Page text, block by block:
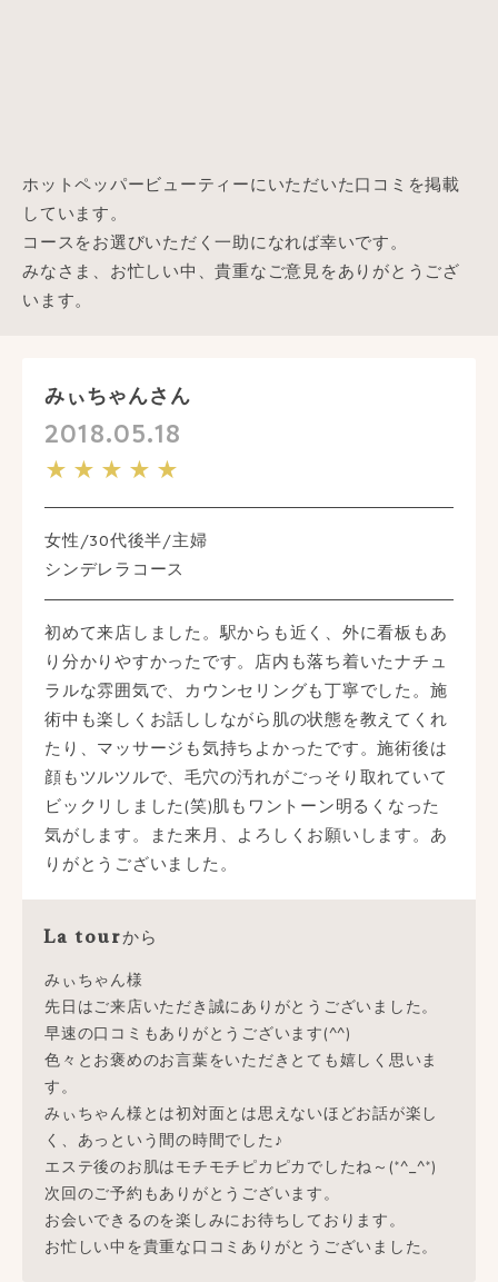
ホットペッパービューティーにいただいた口コミを掲載
しています。
コースをお選びいただく一助になれば幸いです。
みなさま、お忙しい中、貴重なご意見をありがとうござ
います。
みぃちゃんさん
2018.05.18
★★★★★
女性/30代後半/主婦
シンデレラコース
初めて来店しました。駅からも近く、外に看板もあ
り分かりやすかったです。店内も落ち着いたナチュ
ラルな雰囲気で、カウンセリングも丁寧でした。施
術中も楽しくお話ししながら肌の状態を教えてくれ
たり、マッサージも気持ちよかったです。施術後は
顔もツルツルで、毛穴の汚れがごっそり取れていて
ビックリしました(笑)肌もワントーン明るくなった
気がします。また来月、よろしくお願いします。あ
りがとうございました。
La tourから
みぃちゃん様
先日はご来店いただき誠にありがとうございました。
早速の口コミもありがとうございます(^^)
色々とお褒めのお言葉をいただきとても嬉しく思いま
す。
みぃちゃん様とは初対面とは思えないほどお話が楽し
く、あっという間の時間でした♪
エステ後のお肌はモチモチピカピカでしたね～(*^_^*)
次回のご予約もありがとうございます。
お会いできるのを楽しみにお待ちしております。
お忙しい中を貴重な口コミありがとうございました。